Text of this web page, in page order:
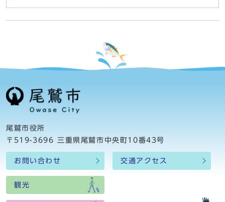
尾鷲市役所
〒519-3696 三重県尾鷲市中央町10番43号
お問い合わせ 交通アクセス
観光